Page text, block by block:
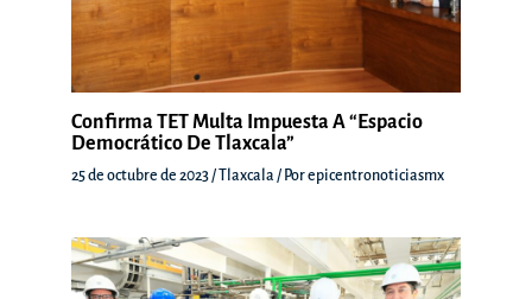
Confirma TET Multa Impuesta A “Espacio
Democrático De Tlaxcala”
25 de octubre de 2023/ Tlaxcala / Porepicentronoticiasmx